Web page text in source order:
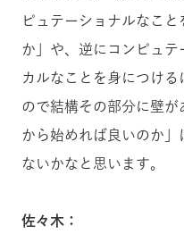
ピュテーショナルなこ
か」や、逆にコンピュ
カルなことを身につける
ので結構その部分に壁が
から始めれば良いのか
ないかなと思います。
佐々木：